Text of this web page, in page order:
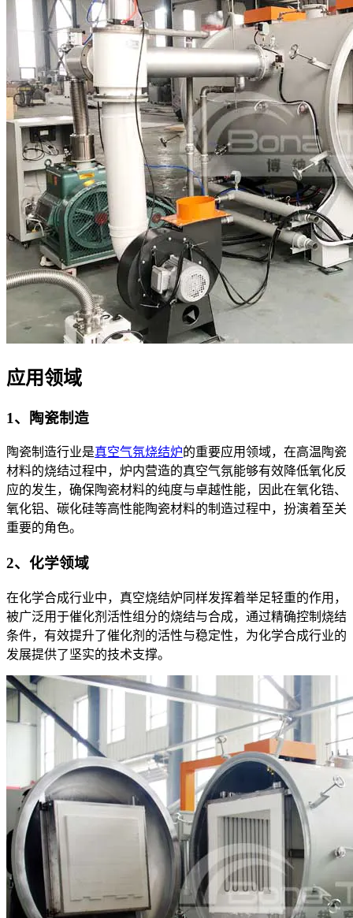
应用领域
1、陶瓷制造
陶瓷制造行业是真空气氛烧结炉的重要应用领域，在高温陶瓷
材料的烧结过程中，炉内营造的真空气氛能够有效降低氧化反
应的发生，确保陶瓷材料的纯度与卓越性能，因此在氧化锆、
氧化铝、碳化硅等高性能陶瓷材料的制造过程中，扮演着至关
重要的角色。
2、化学领域
在化学合成行业中，真空烧结炉同样发挥着举足轻重的作用，
被广泛用于催化剂活性组分的烧结与合成，通过精确控制烧结
条件，有效提升了催化剂的活性与稳定性，为化学合成行业的
发展提供了坚实的技术支撑。